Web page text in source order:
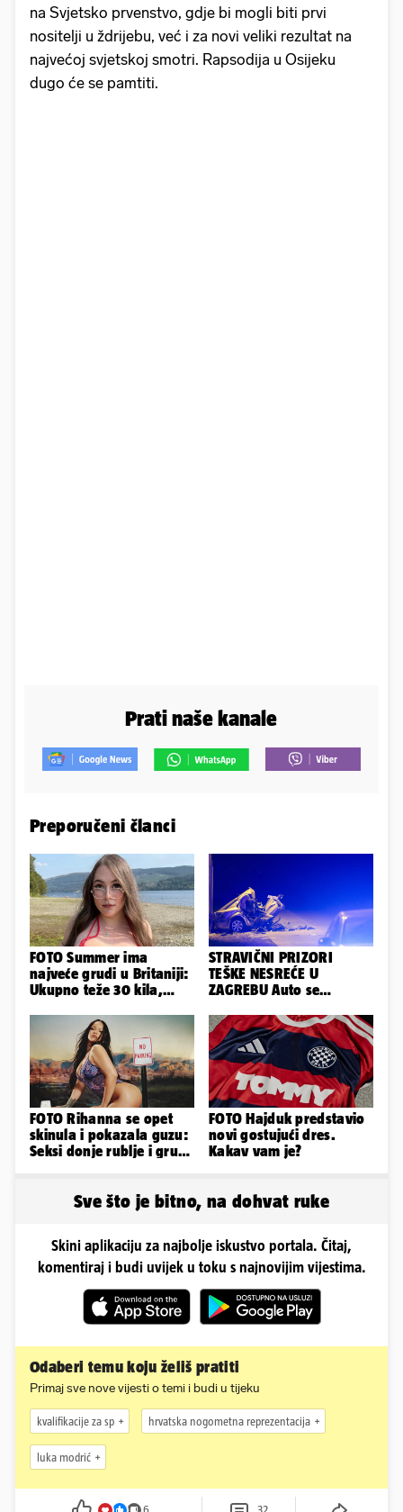
na Svjetsko prvenstvo, gdje bi mogli biti prvi
nositelji u ždrijebu, već i za novi veliki rezultat na
najvećoj svjetskoj smotri. Rapsodija u Osijeku
dugo će se pamtiti.
Prati naše kanale
Preporučeni članci
FOTO Summer ima
najveće grudi u Britaniji:
Ukupno teže 30 kila,
smanjivanju...
STRAVIČNI PRIZORI
TEŠKE NESREĆE U
ZAGREBU Auto se
poginuo
FOTO Rihanna se opet
skinula i pokazala guzu:
Seksi donje rublje i grudi
FOTO Hajduk predstavio
novi gostujući dres.
Kakav vam je?
Sve što je bitno, na dohvat ruke
Skini aplikaciju za najbolje iskustvo portala. Čitaj,
komentiraj i budi uvijek u toku s najnovijim vijestima.
Odaberi temu koju želiš pratiti
Primaj sve nove vijesti o temi i budi u tijeku
kvalifikacije za sp hrvatska nogometna reprezentacija
luka modrić